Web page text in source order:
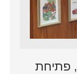
ט"ו בשבט 11.02.2023, פתיחת